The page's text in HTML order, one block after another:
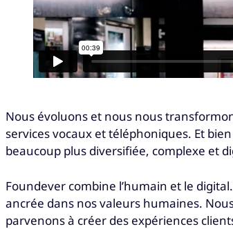
Nous évoluons et nous nous
services vocaux et téléphoniques. Et
beaucoup plus diversifiée, complexe et
Foundever combine l’humain et le
ancrée dans nos valeurs humaines.
parvenons à créer des expériences